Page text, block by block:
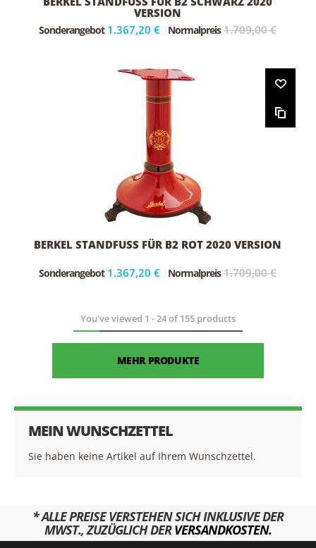
ERSION
Sonderangebot 1.367,20 € Normalpreis 1.709,00 €
BERKEL STANDFUSS FÜR B2 ROT 2020 VERSION
Sonderangebot 1.367,20 € Normalpreis 1.709,00 €
You've viewed 1 -24of 155 products
MEHR PRODUKTE
MEIN WUNSCHZETTEL
Sie haben keine Artikel auf Ihrem Wunschzettel.
* ALLE PREISE VERSTEHEN SICH INKLUSIVE DER
MWST., ZUZÜGLICH DERVERSANDKOSTEN.